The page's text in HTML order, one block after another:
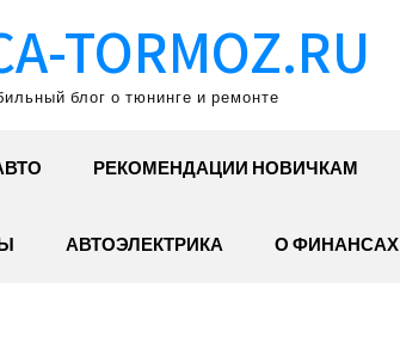
TORMOZ.RU
блог о тюнинге и ремонте
РЕКОМЕНДАЦИИ НОВИЧКАМ
АВТОЭЛЕКТРИКА О ФИНАНСАХ